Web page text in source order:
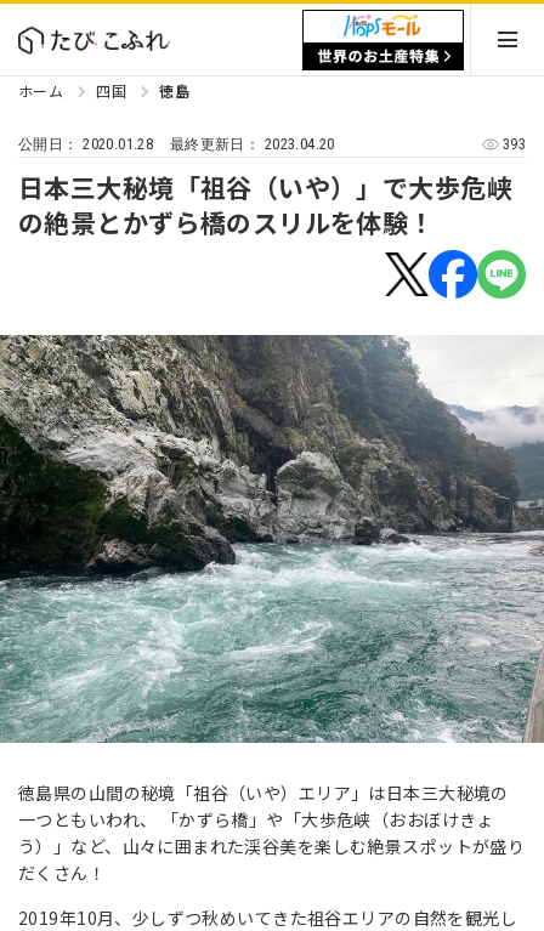
ホーム 四国 徳島
公開日：2020.01.28 最終更新日： 2023.04.20 393
日本三大秘境「祖谷（いや）」で大歩危峡
の絶景とかずら橋のスリルを体験！
徳島県の山間の秘境「祖谷（いや）エリア」は日本三大秘境の
一つともいわれ、 「かずら橋」や「大歩危峡（おおぼけきょ
う）」など、山々に囲まれた渓谷美を楽しむ絶景スポットが盛り
だくさん！
2019年10月、少しずつ秋めいてきた祖谷エリアの自然を観光し